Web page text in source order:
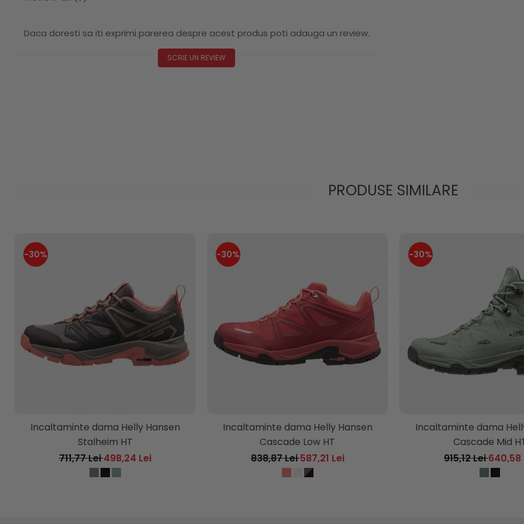
Daca doresti sa iti exprimi parerea despre acest produs poti adauga un review.
SCRIE UN REVIEW
PRODUSE SIMILARE
-30%
Incaltaminte dama Helly Hansen
Stalheim HT
711,77 Lei498,24 Lei
-30%
Incaltaminte dama Helly Hansen
Cascade Low HT
838,87 Lei587,21 Lei
-30%
Incaltaminte dama
Cascade Mid
915,12 Lei640,58